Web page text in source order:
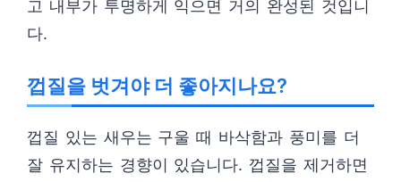
고 내부가 투명하게 익으면 거의 완성된 것입니
다.
껍질을 벗겨야 더 좋아지나요?
껍질 있는 새우는 구울 때 바삭함과 풍미를 더
잘 유지하는 경향이 있습니다. 껍질을 제거하면